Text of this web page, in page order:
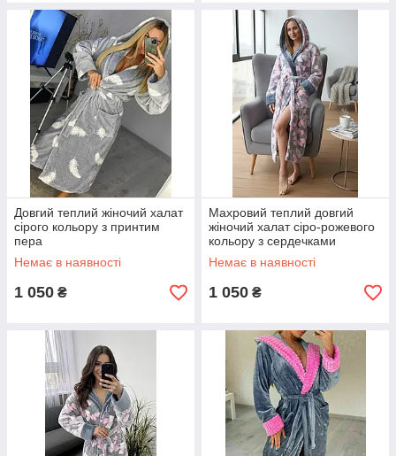
Довгий теплий жіночий халат
сірого кольору з принтим
пера
Немає в наявності
1 050 ₴
Махровий теплий довгий
жіночий халат сіро-рожевого
кольору з сердечками
Немає в наявності
1 050 ₴